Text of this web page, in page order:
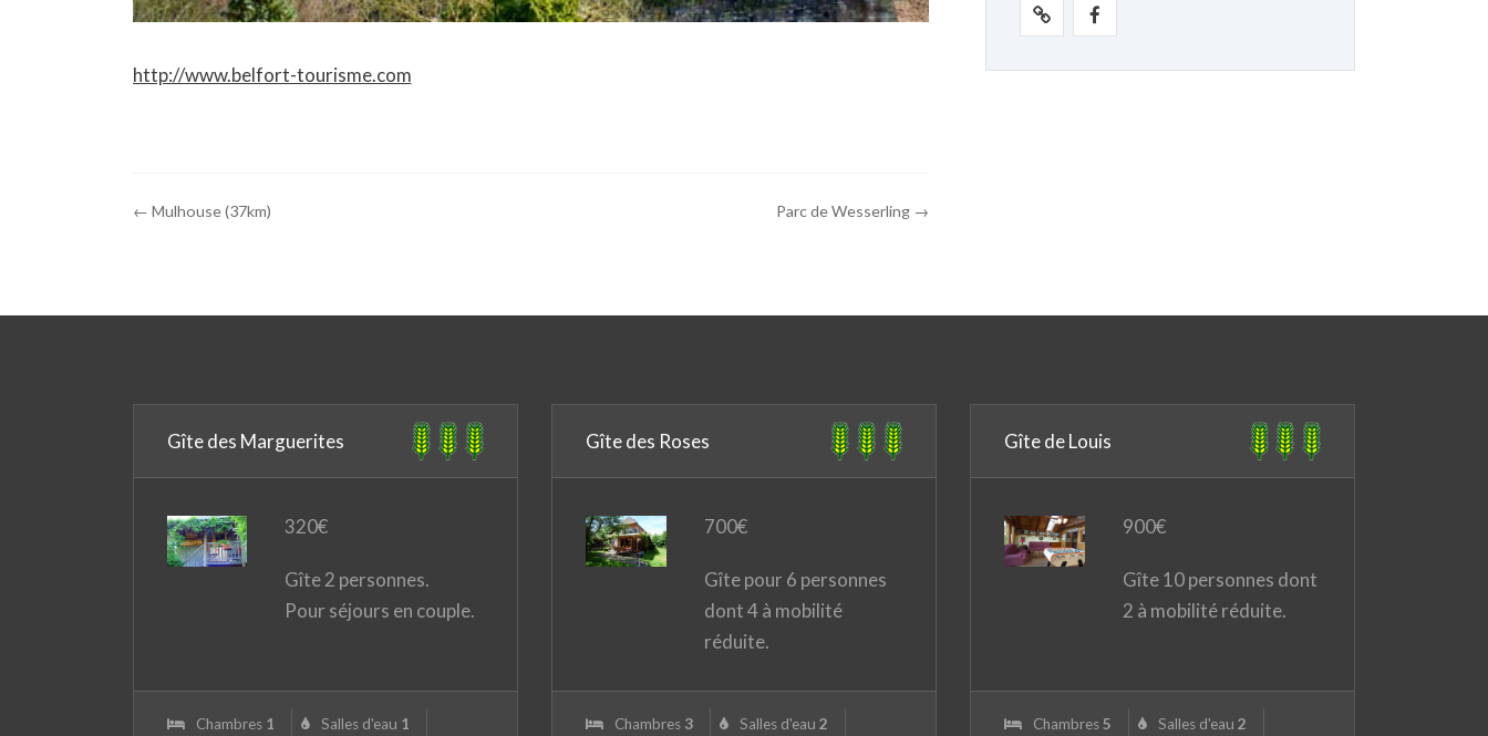
http://www.belfort-tourisme.com
← Mulhouse (37km) Parc de Wesserling →
Gîte des Marguerites
320€
Gîte 2 personnes.
Pour séjours en couple.
Chambres 1 Salles d'eau 1
Gîte des Roses
700€
Gîte pour 6 personnes
dont 4 à mobilité
réduite.
Chambres 3 Salles d'eau 2
Gîte de Louis
900€
Gîte 10 personnes dont
2 à mobilité réduite.
Chambres5 Salles d'eau 2